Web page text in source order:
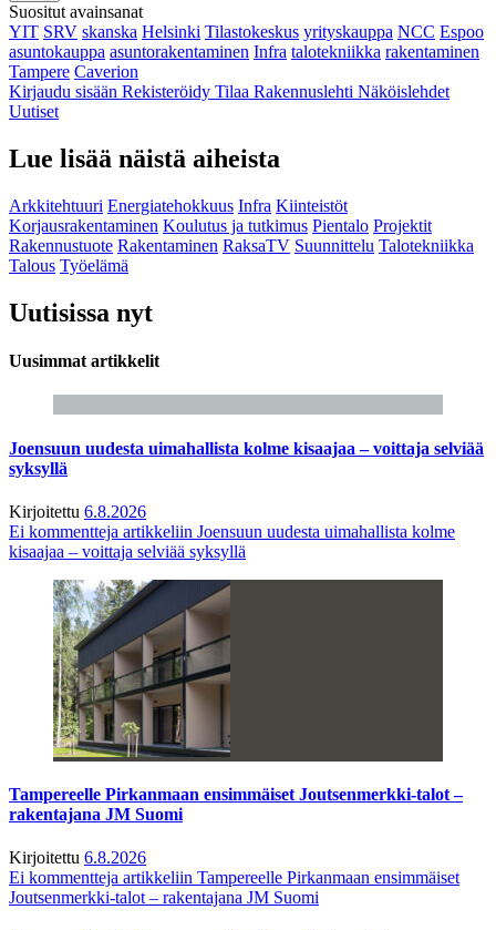
Suositut avainsanat
YIT SRV skanska Helsinki Tilastokeskus yrityskauppa NCC Espoo
asuntokauppa asuntorakentaminen Infra talotekniikka rakentaminen
Tampere Caverion
Kirjaudu sisään Rekisteröidy Tilaa Rakennuslehti Näköislehdet
Uutiset
Lue lisää näistä aiheista
Arkkitehtuuri Energiatehokkuus Infra Kiinteistöt
Korjausrakentaminen Koulutus ja tutkimus Pientalo Projektit
Rakennustuote Rakentaminen RaksaTV Suunnittelu Talotekniikka
Talous Työelämä
Uutisissa nyt
Uusimmat artikkelit
Joensuun uudesta uimahallista kolme kisaajaa – voittaja selviää
syksyllä
Kirjoitettu 6.8.2026
Ei kommentteja artikkeliin Joensuun uudesta uimahallista kolme
kisaajaa – voittaja selviää syksyllä
Tampereelle Pirkanmaan ensimmäiset Joutsenmerkki-talot –
rakentajana JM Suomi
Kirjoitettu 6.8.2026
Ei kommentteja artikkeliin Tampereelle Pirkanmaan ensimmäiset
Joutsenmerkki-talot – rakentajana JM Suomi